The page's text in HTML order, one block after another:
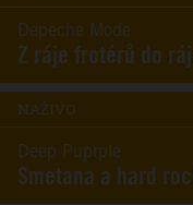
Depeche Mode
Z ráje frotérů do
NAŽIVO
Deep Puprple
Smetana a hard